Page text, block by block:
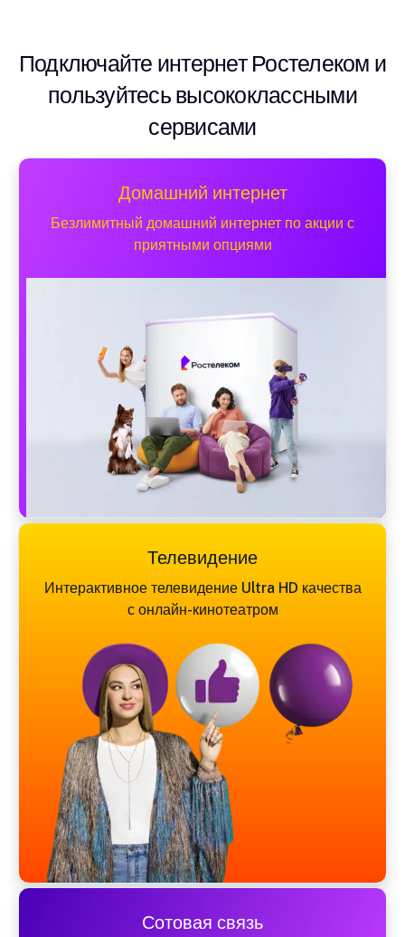
Подключайте интернет Ростелеком и
пользуйтесь высококлассными
сервисами
Домашний интернет
Безлимитный домашний интернет по акции с
приятными опциями
Телевидение
Интерактивное телевидение Ultra HD качества
с онлайн-кинотеатром
Сотовая связь